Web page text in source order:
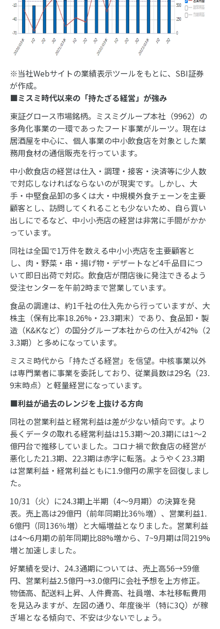
※当社Webサイトの業績表示ツールをもとに、SBI証券
が作成。
■ミスミ時代以来の「持たざる経営」が強み
東証グロース市場銘柄。ミスミグループ本社（9962）の
多角化事業の一環であったフード事業がルーツ。現在は
居酒屋を中心に、個人事業の中小飲食店を対象とした業
務用食材の通信販売を行っています。
中小飲食店の経営は仕入・調理・接客・決済等に少人数
で対応しなければならないのが現実です。しかし、大
手・中堅食品卸の多くは大・中規模外食チェーンを主要
顧客とし、訪問してくれることも少ないため、自ら買い
出しにでるなど、中小小売店の経営は非常に手間がかか
っています。
同社は全国で1万件を数える中小小売店を主要顧客と
し、肉・野菜・串・揚げ物・デザートなど4千品目につ
いて即日出荷で対応。飲食店が閉店後に発注できるよう
受注センターを午前2時まで営業しています。
食品の調達は、約1千社の仕入先から行っていますが、大
株主（保有比率18.26%・23.3期末）であり、食品卸・製
造（K&Kなど）の国分グループ本社からの仕入が42%（2
3.3期）と多めになっています。
ミスミ時代から「持たざる経営」を信望。中核事業以外
は専門業者に事業を委託しており、従業員数は29名（23.
9末時点）と軽量経営になっています。
■利益が過去のレンジを上抜ける方向
同社の営業利益と経常利益は差が少ない傾向です。より
長くデータの取れる経常利益は15.3期～20.3期には1～2
億円台で推移していました。コロナ禍で飲食店の経営が
悪化した21.3期、22.3期は赤字に転落。ようやく23.3期
は営業利益・経常利益ともに1.9億円の黒字を回復しまし
た。
10/31（火）に24.3期上半期（4～9月期）の決算を発
表。売上高は29億円（前年同期比36％増）、営業利益1.
6億円（同136％増）と大幅増益となりました。営業利益
は4～6月期の前年同期比88%増から、7~9月期は同219%
増と加速しました。
好業績を受け、24.3通期については、売上高56→59億
円、営業利益2.5億円→3.0億円に会社予想を上方修正。
物価高、配送料上昇、人件費高、社員増、本社移転費用
を見込みますが、左図の通り、年度後半（特に3Q）が稼
ぎ場となる傾向で、不安は少ないでしょう。